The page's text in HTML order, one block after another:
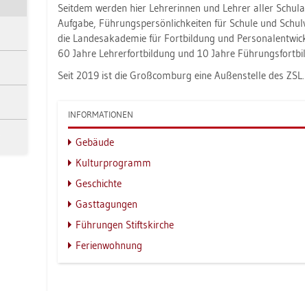
Seit­dem wer­den hier Leh­re­rin­nen und Leh­rer aller
Auf­ga­be, Füh­rungs­per­sön­lich­kei­ten für Schu­le und
die Lan­des­aka­de­mie für Fort­bil­dung und
60 Jahre Leh­rer­fort­bil­dung und 10 Jahre
Seit 2019 ist die Groß­com­burg eine Au­ßen­stel­le des ZSL.
IN­FOR­MA­TIO­NEN
Ge­bäu­de
Kul­tur­pro­gramm
Ge­schich­te
Gast­ta­gun­gen
Füh­run­gen Stifts­kir­che
Fe­ri­en­woh­nung